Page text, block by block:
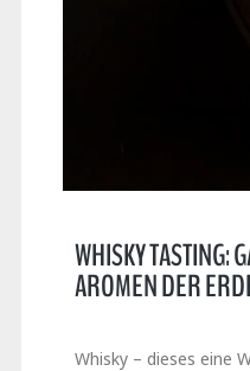
WHISKY TASTING:
AROMEN DER
Whisky – dieses eine